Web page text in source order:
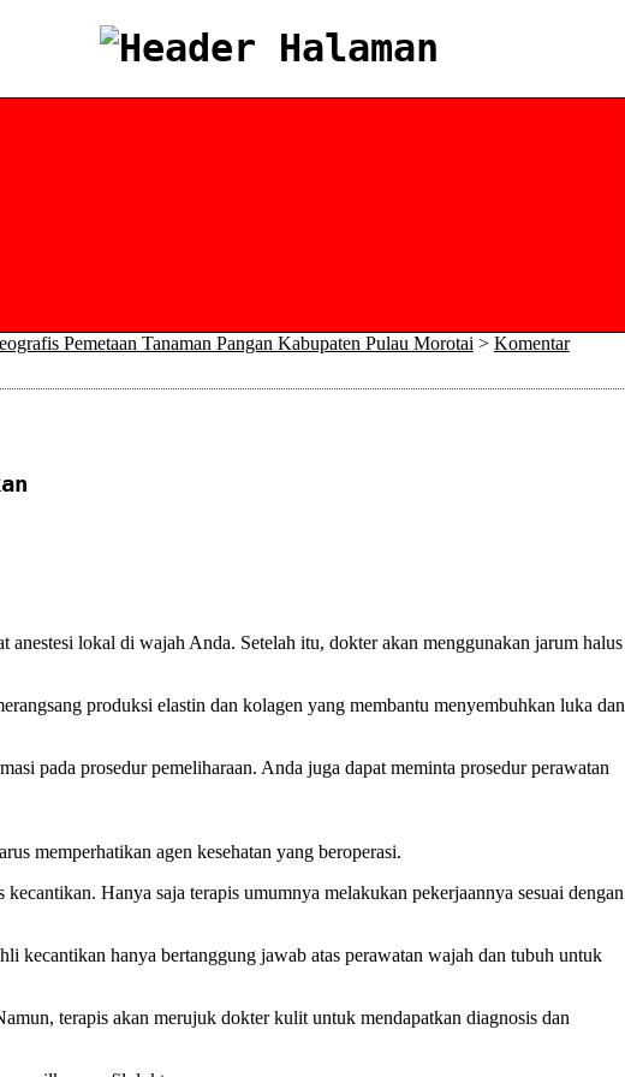
Pemetaan Tanaman Pangan Kabupaten Pulau Morotai > Komentar
anestesi lokal di wajah Anda. Setelah itu, dokter akan menggunakan jarum halus
produksi elastin dan kolagen yang membantu menyembuhkan luka dan
pada prosedur pemeliharaan. Anda juga dapat meminta prosedur perawatan
memperhatikan agen kesehatan yang beroperasi.
Hanya saja terapis umumnya melakukan pekerjaannya sesuai dengan
kecantikan hanya bertanggung jawab atas perawatan wajah dan tubuh untuk
terapis akan merujuk dokter kulit untuk mendapatkan diagnosis dan